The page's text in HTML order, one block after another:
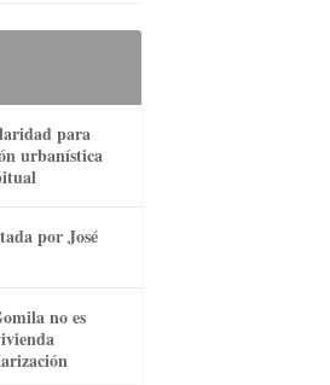
para
urbanística
por José
no es